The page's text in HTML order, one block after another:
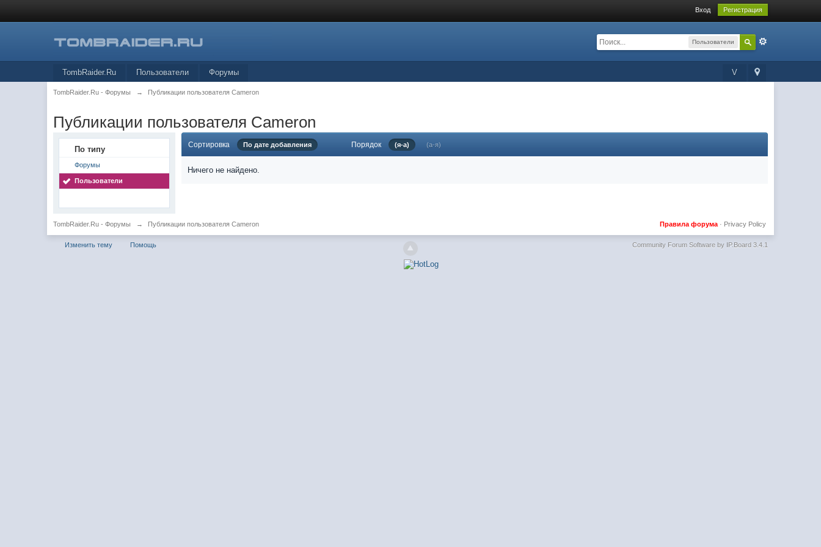
Вход Регистрация
Пользователи
V
TombRaider.Ru Пользователи Форумы
TombRaider.Ru - Форумы → Публикации пользователя Cameron
Публикации пользователя Cameron
По типу
Форумы
Пользователи
Сортировка По дате добавления Порядок (я-а) (а-я)
Ничего не найдено.
TombRaider.Ru - Форумы → Публикации пользователя Cameron Privacy Policy
Правила форума·
Изменить тему Помощь Community Forum Software by IP.Board 3.4.1